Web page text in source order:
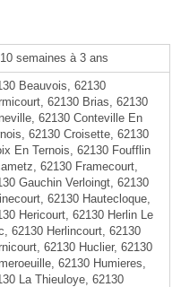
semaines à 3 ans
Beauvois, 62130
62130 Brias, 62130
62130 Conteville En
62130 Croisette, 62130
En Ternois, 62130 Foufflin
62130 Framecourt,
Gauchin Verloingt, 62130
62130 Hautecloque,
Hericourt, 62130 Herlin Le
62130 Herlincourt, 62130
62130 Huclier, 62130
62130 Humieres,
La Thieuloye, 62130